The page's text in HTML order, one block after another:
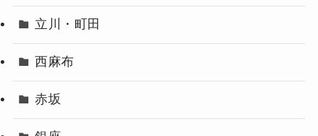
立川・町田
西麻布
赤坂